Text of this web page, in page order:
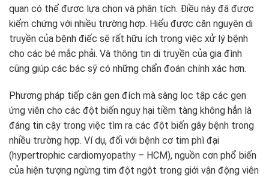
quan có thể được lựa chọn và phân tích. Điều này đã được
kiểm chứng với nhiều trường hợp. Hiểu được căn nguyên di
truyền của bệnh điếc sẽ rất hữu ích trong việc xử lý bệnh
cho các bé mắc phải. Và thông tin di truyền của gia đình
cũng giúp các bác sỹ có những chẩn đoán chính xác hơn.
Phương pháp tiếp cận gen đích mà sàng lọc tập các gen
ứng viên cho các đột biến nguy hại tiềm tàng không hẳn là
đáng tin cậy trong việc tìm ra các đột biến gây bệnh trong
nhiều trường hợp. Ví dụ, đối với bệnh cơ tim phì đại
(hypertrophic cardiomyopathy – HCM), nguồn cơn phổ biến
của hiện tượng ngừng tim đột ngột trong giới vận động viên